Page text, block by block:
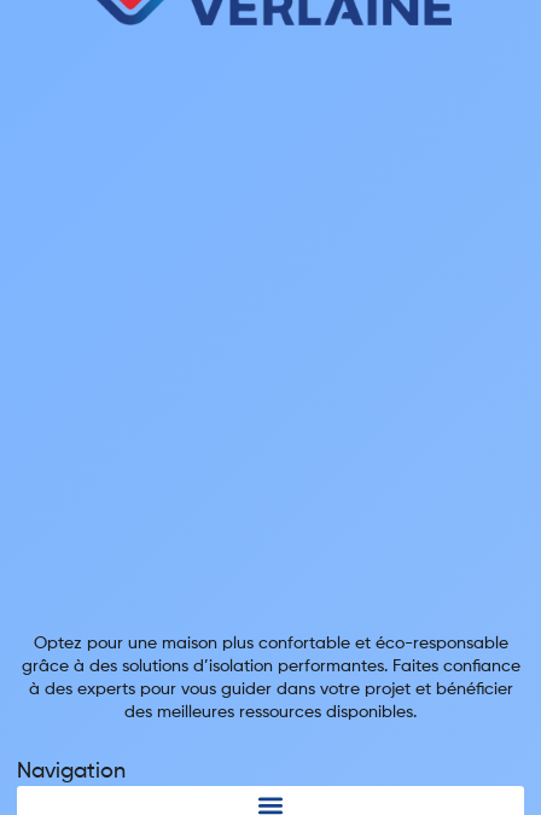
Optez pour une maison plus confortable et éco-responsable
grâce à des solutions d’isolation performantes. Faites confiance
à des experts pour vous guider dans votre projet et bénéficier
des meilleures ressources disponibles.
Navigation